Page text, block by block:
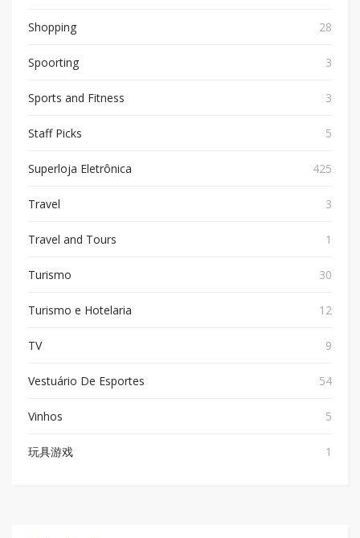
Shopping 28
Spoorting 3
Sports and Fitness 3
Staff Picks 5
Superloja Eletrônica 425
Travel 3
Travel and Tours 1
Turismo 30
Turismo e Hotelaria 12
TV 9
Vestuário De Esportes 54
Vinhos 5
玩具游戏 1